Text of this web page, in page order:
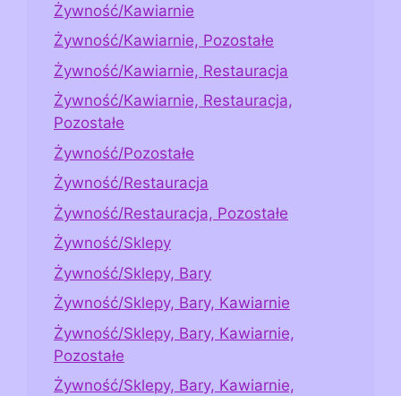
Żywność/Kawiarnie
Żywność/Kawiarnie, Pozostałe
Żywność/Kawiarnie, Restauracja
Żywność/Kawiarnie, Restauracja,
Pozostałe
Żywność/Pozostałe
Żywność/Restauracja
Żywność/Restauracja, Pozostałe
Żywność/Sklepy
Żywność/Sklepy, Bary
Żywność/Sklepy, Bary, Kawiarnie
Żywność/Sklepy, Bary, Kawiarnie,
Pozostałe
Żywność/Sklepy, Bary, Kawiarnie,